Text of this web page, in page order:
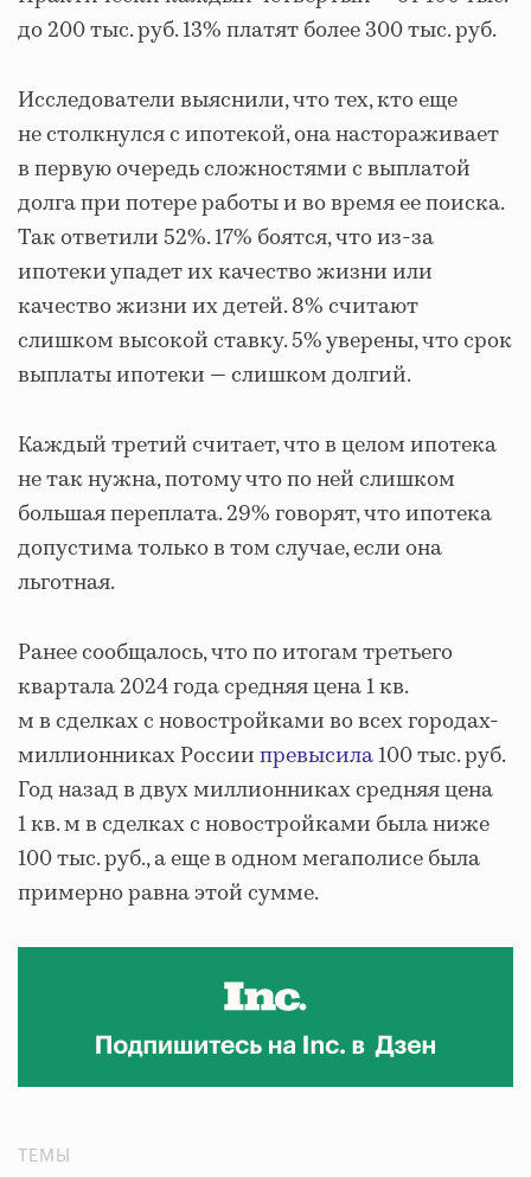
до 200 тыс. руб. 13% платят более 300 тыс. руб.
Исследователи выяснили, что тех, кто еще
не столкнулся с ипотекой, она настораживает
в первую очередь сложностями с выплатой
долга при потере работы и во время ее поиска.
Так ответили 52%. 17% боятся, что из-за
ипотеки упадет их качество жизни или
качество жизни их детей. 8% считают
слишком высокой ставку. 5% уверены, что срок
выплаты ипотеки — слишком долгий.
Каждый третий считает, что в целом ипотека
не так нужна, потому что по ней слишком
большая переплата. 29% говорят, что ипотека
допустима только в том случае, если она
льготная.
Ранее сообщалось, что по итогам третьего
квартала 2024 года средняя цена 1 кв.
м в сделках с новостройками во всех городах-
миллионниках Россиипревысила100 тыс. руб.
Год назад в двух миллионниках средняя цена
1 кв. м в сделках с новостройками была ниже
100 тыс. руб., а еще в одном мегаполисе была
примерно равна этой сумме.
ТЕМЫ